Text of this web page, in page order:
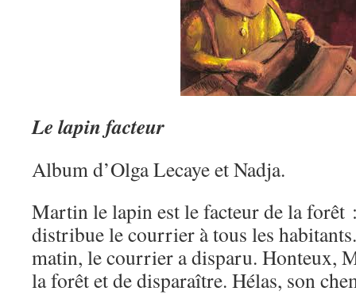
Le lapin facteur
Album d’Olga Lecaye et Nadja.
Martin le lapin est le facteur de la forêt
distribue le courrier à tous les
matin, le courrier a disparu. Honteux,
la forêt et de disparaître. Hélas, son